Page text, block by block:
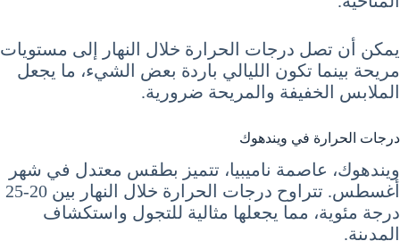
يمكن أن تصل درجات الحرارة خلال النهار إلى مستويات
مريحة بينما تكون الليالي باردة بعض الشيء، ما يجعل
الملابس الخفيفة والمريحة ضرورية.
درجات الحرارة في ويندهوك
ويندهوك، عاصمة ناميبيا، تتميز بطقس معتدل في شهر
أغسطس. تتراوح درجات الحرارة خلال النهار بين 20-25
درجة مئوية، مما يجعلها مثالية للتجول واستكشاف
المدينة.